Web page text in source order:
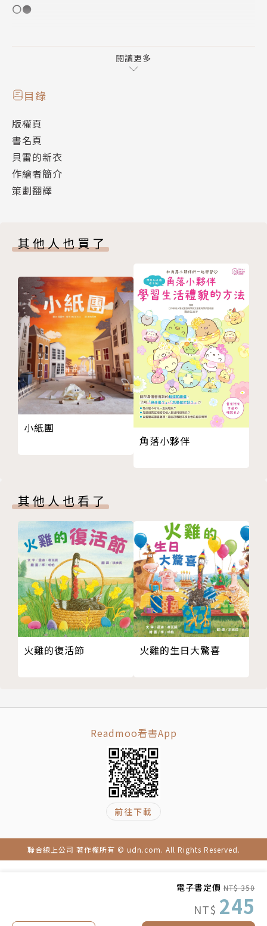
電子書定價 NT$ 350
NT$ 245
⚪⚫
在孩子心中種下一顆驚奇與感動的種子，
智慧與勇氣的花朵終將在未來的關鍵時刻綻放
麼？」
〔瑞典〕艾莎．貝斯寇帶孩子實踐「環保永續」──愛
物惜物、思考人類在自然中的角色
〔日本〕星野道夫帶孩子體會「動物平權」──學習與
自然相處之道、尊重生命
3. SDGs永續議題的思索──「未來會是什麼模樣？」
展的判斷力
＜編者的話＞
閱讀經典，體會簡單的快樂
小男孩貝雷長大了，他最心愛的小羊也長大了，小
羊的毛變長了，貝雷的衣服卻變短了……於是小男孩決
定用小羊的毛，為自己做件新衣，但他一個人做得到
嗎？該怎麼做呢？
本書為瑞典國寶級女作家艾莎．貝斯寇最經典的作
品之一，書齡幾乎橫跨一個世紀，仍深受世界各國讀者
們的喜愛。在令人眩目的紛擾世界中，這個清新樸實的
要珍惜生活中的點點滴滴，在鼓勵大量消費、快速汰舊
換新的時代，生活中的事物往往被簡化為可被輕易取代
的消費財，卻忽略「人」在其中所扮演的角色，《貝雷
的新衣》或許可以帶領我們一起尋找事物真正的價值。
這個帶著寓言色彩的故事是這麼開始的：從前有個
小男孩，叫做貝雷，他養了一隻小綿羊，那是他的寶
貝。後來小綿羊長大了，貝雷也長大了，小羊的毛變長
了，小男孩的外套卻變短了。有一天貝雷把小羊的毛都
剪下來，他想拿這些為自己做件新衣裳。接著貝雷一一
去找能幫助他的大人，請求他們幫忙，在接受幫助的過
程中，他也付出相當的勞力，以自己所能去回饋對方，
當貝雷長大了，衣服太小時，沒有任何大人角色跳
出來，告訴他該怎麼做，這個小男孩完全是自發性的按
照自己的理解，去解決所遇到的困難，他知道要做一件
衣服並不容易，有了毛料，還得有人幫忙理毛、紡線、
染色、織布、裁製成衣，雖然困難，他還是決心去做。
除此之外，貝雷展現出獨立自主的一面，他並非以耍賴
或苦苦哀求的方式完成心願，而是以平等自重的方式，
現這些大人們事實上對這個孩子抱持著關愛的態度，而
這或許是他們出手相助的主因，不過這個小男孩的自重
衣，匯集了這麼多人的關愛和他自己的努力，這樣是不
閱讀更多
目錄
版權頁
書名頁
貝雷的新衣
作繪者簡介
策劃翻譯
其他人也買了
小紙團
角落小夥伴
其他人也看了
火雞的復活節 火雞的生日大驚喜
Readmoo看書App
前往下載
聯合線上公司 著作權所有 © udn.com. All Rights Reserved.